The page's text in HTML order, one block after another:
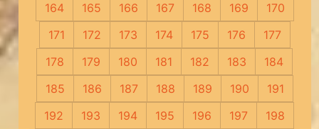
164
165 166 167 168 169
170
171
172 173 174 175 176
177
178
179 180 181 182 183
184
185
186 187 188 189 190
191
192
193 194 195 196 197
198